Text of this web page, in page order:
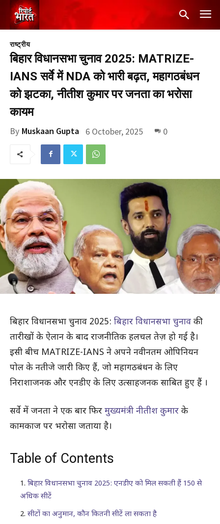
राष्ट्रीय
बिहार विधानसभा चुनाव 2025: MATRIZE-
IANS सर्वे में NDA को भारी बढ़त, महागठबंधन
को झटका, नीतीश कुमार पर जनता का भरोसा
कायम
By Muskaan Gupta 6 October, 2025 0
बिहार विधानसभा चुनाव 2025: बिहार विधानसभा चुनाव की
तारीखों के ऐलान के बाद राजनीतिक हलचल तेज़ हो गई है।
इसी बीच MATRIZE-IANS ने अपने नवीनतम ओपिनियन
पोल के नतीजे जारी किए हैं, जो महागठबंधन के लिए
निराशाजनक और एनडीए के लिए उत्साहजनक साबित हुए हैं ।
सर्वे में जनता ने एक बार फिर मुख्यमंत्री नीतीश कुमार के
कामकाज पर भरोसा जताया है।
Table of Contents
बिहार विधानसभा चुनाव 2025: एनडीए को मिल सकती हैं 150 से
अधिक सीटें
सीटों का अनुमान, कौन कितनी सीटें ला सकता है